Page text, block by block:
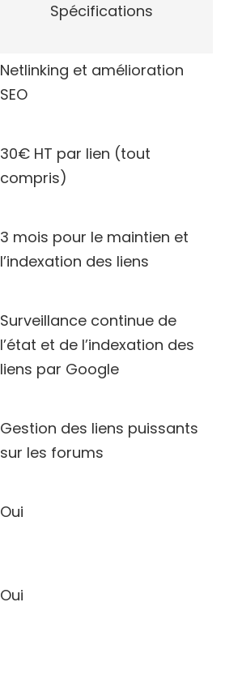
Spécifications
Netlinking et amélioration
SEO
30€ HT par lien (tout
compris)
3 mois pour le maintien et
l’indexation des liens
Surveillance continue de
l’état et de l’indexation des
liens par Google
Gestion des liens puissants
sur les forums
Oui
Oui